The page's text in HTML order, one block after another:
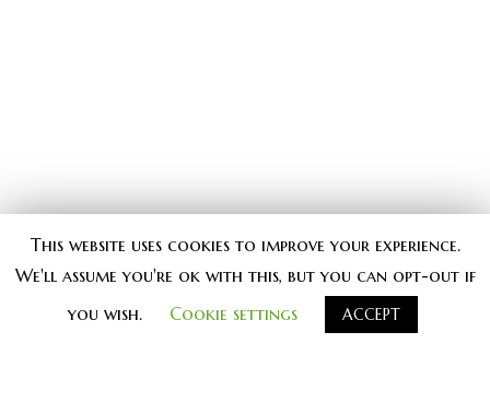
This website uses cookies to improve your experience.
We'll assume you're ok with this, but you can opt-out if
you wish.
Cookie settings ACCEPT